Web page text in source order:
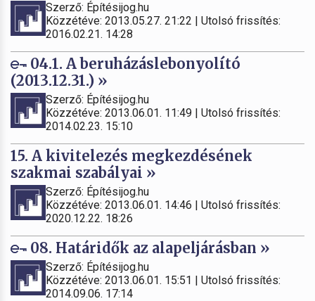
Szerző: Építésijog.hu
Közzétéve: 2013.05.27. 21:22 | Utolsó frissítés:
2016.02.21. 14:28
04.1. A beruházáslebonyolító
(2013.12.31.) »
Szerző: Építésijog.hu
Közzétéve: 2013.06.01. 11:49 | Utolsó frissítés:
2014.02.23. 15:10
15. A kivitelezés megkezdésének
szakmai szabályai »
Szerző: Építésijog.hu
Közzétéve: 2013.06.01. 14:46 | Utolsó frissítés:
2020.12.22. 18:26
08. Határidők az alapeljárásban »
Szerző: Építésijog.hu
Közzétéve: 2013.06.01. 15:51 | Utolsó frissítés:
2014.09.06. 17:14